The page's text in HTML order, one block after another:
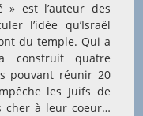
» est l’auteur des
l’idée qu’Israël
du temple. Qui a
construit quatre
pouvant réunir 20
les Juifs de
cher à leur coeur…